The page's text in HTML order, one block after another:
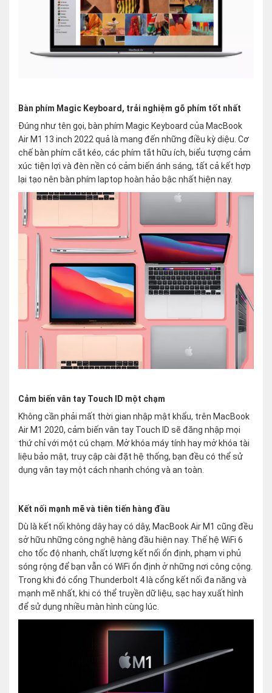
Bàn phím Magic Keyboard, trải nghiệm gõ phím tốt nhất
Đúng như tên gọi, bàn phím Magic Keyboard của MacBook
Air M1 13 inch 2022 quả là mang đến những điều kỳ diệu. Cơ
chế bàn phím cắt kéo, các phím tắt hữu ích, biểu tượng cảm
xúc tiện lợi và đèn nền có cảm biến ánh sáng, tất cả kết hợp
lại tạo nên bàn phím laptop hoàn hảo bậc nhất hiện nay.
Cảm biến vân tay Touch ID một chạm
Không cần phải mất thời gian nhập mật khẩu, trên MacBook
Air M1 2020, cảm biến vân tay Touch ID sẽ đăng nhập mọi
thứ chỉ với một cú chạm. Mở khóa máy tính hay mở khóa tài
liệu bảo mật, truy cập cài đặt hệ thống, bạn đều có thể sử
dụng vân tay một cách nhanh chóng và an toàn.
Kết nối mạnh mẽ và tiên tiến hàng đầu
Dù là kết nối không dây hay có dây, MacBook Air M1 cũng đều
sở hữu những công nghệ hàng đầu hiện nay. Thế hệ WiFi 6
cho tốc độ nhanh, chất lượng kết nối ổn định, phạm vi phủ
sóng rộng để bạn vẫn có WiFi ổn định ở những nơi công cộng.
Trong khi đó cổng Thunderbolt 4 là cổng kết nối đa năng và
mạnh mẽ nhất, khi có thể truyền dữ liệu, sạc hay xuất hình
để sử dụng nhiều màn hình cùng lúc.